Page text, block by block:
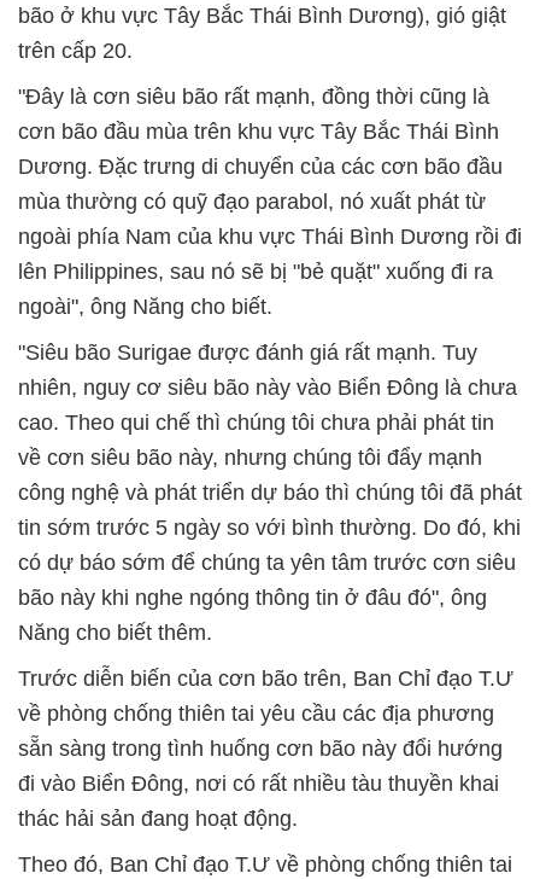
bão ở khu vực Tây Bắc Thái Bình Dương), gió giật
trên cấp 20.
"Đây là cơn siêu bão rất mạnh, đồng thời cũng là
cơn bão đầu mùa trên khu vực Tây Bắc Thái Bình
Dương. Đặc trưng di chuyển của các cơn bão đầu
mùa thường có quỹ đạo parabol, nó xuất phát từ
ngoài phía Nam của khu vực Thái Bình Dương rồi đi
lên Philippines, sau nó sẽ bị "bẻ quặt" xuống đi ra
ngoài", ông Năng cho biết.
"Siêu bão Surigae được đánh giá rất mạnh. Tuy
nhiên, nguy cơ siêu bão này vào Biển Đông là chưa
cao. Theo qui chế thì chúng tôi chưa phải phát tin
về cơn siêu bão này, nhưng chúng tôi đẩy mạnh
công nghệ và phát triển dự báo thì chúng tôi đã phát
tin sớm trước 5 ngày so với bình thường. Do đó, khi
có dự báo sớm để chúng ta yên tâm trước cơn siêu
bão này khi nghe ngóng thông tin ở đâu đó", ông
Năng cho biết thêm.
Trước diễn biến của cơn bão trên, Ban Chỉ đạo T.Ư
về phòng chống thiên tai yêu cầu các địa phương
sẵn sàng trong tình huống cơn bão này đổi hướng
đi vào Biển Đông, nơi có rất nhiều tàu thuyền khai
thác hải sản đang hoạt động.
Theo đó, Ban Chỉ đạo T.Ư về phòng chống thiên tai